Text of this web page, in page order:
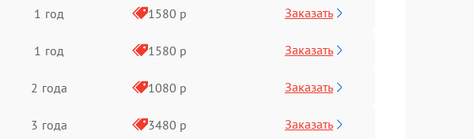
1 год 1580 р Заказать
1 год 1580 р Заказать
2 года 1080 р Заказать
3 года 3480 р Заказать